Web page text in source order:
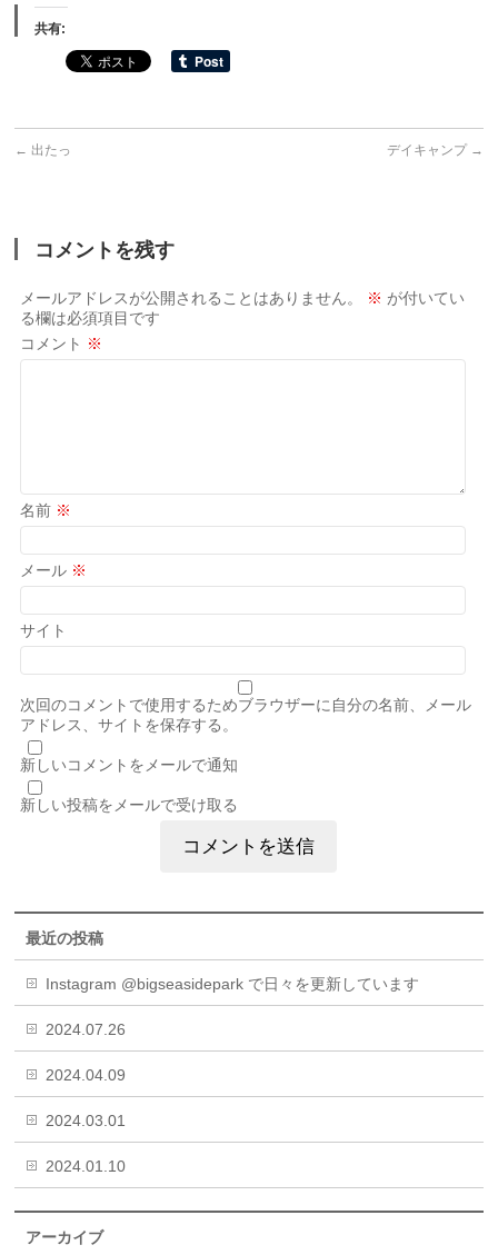
共有:
← 出たっ デイキャンプ →
コメントを残す
メールアドレスが公開されることはありません。 ※ が付いてい
る欄は必須項目です
コメント ※
名前 ※
メール ※
サイト
次回のコメントで使用するためブラウザーに自分の名前、メール
アドレス、サイトを保存する。
新しいコメントをメールで通知
新しい投稿をメールで受け取る
最近の投稿
Instagram @bigseasidepark で日々を更新しています
2024.07.26
2024.04.09
2024.03.01
2024.01.10
アーカイブ